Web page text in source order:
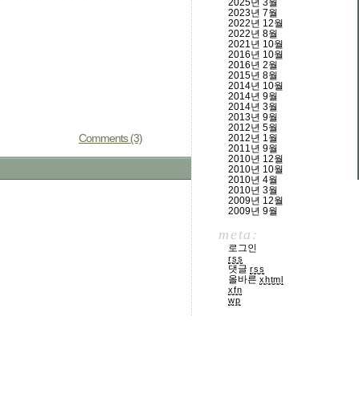
Comments (3)
2025년 3월
2023년 7월
2022년 12월
2022년 8월
2021년 10월
2016년 10월
2016년 2월
2015년 8월
2014년 10월
2014년 9월
2014년 3월
2013년 9월
2012년 5월
2012년 1월
2011년 9월
2010년 12월
2010년 10월
2010년 4월
2010년 3월
2009년 12월
2009년 9월
meta:
로그인
rss
댓글 rss
올바른 xhtml
xfn
wp